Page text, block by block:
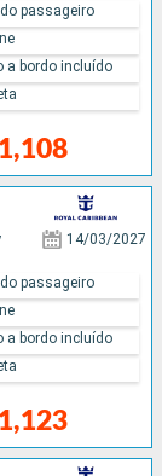
passageiro
a bordo incluído
14/03/2027
passageiro
a bordo incluído